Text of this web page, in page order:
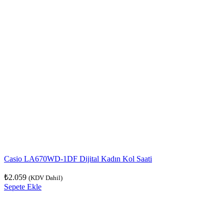
Casio LA670WD-1DF Dijital Kadın Kol Saati
₺2.059 (KDV Dahil)
Sepete Ekle